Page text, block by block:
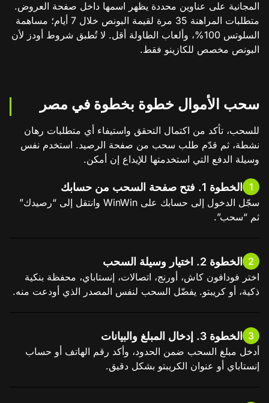
المجانية على عناوين محددة يظهر اسمها داخل صفحة العروض.
متطلبات المراهنة 35 مرة لقيمة البونص خلال 7 أيام؛ مساهمة
السلوتس 100%، وألعاب الطاولة أقل. لا تُطبق شروط أودز لأن
البونص مخصص للكازينو فقط.
سحب الأموال خطوة بخطوة في مصر
للسحب، تأكد من اكتمال التحقق واستيفاء أي متطلبات رهان
نشطة، ثم قدّم طلب سحب من صفحة الرصيد. استخدم نفس
وسيلة الدفع التي استخدمتها للإيداع إن أمكن.
1 الخطوة 1. فتح صفحة السحب من حسابك
سجّل الدخول إلى حسابك على WinWin وانتقل إلى “رصيدك”
ثم “سحب”.
2 الخطوة 2. اختيار وسيلة السحب
اختر فودافون كاش، أورنج، اتصالات، إنستاباي، محفظة بنكية
ذكية، أو كريبتو. يفضّل السحب لنفس المصدر الذي أودعت منه.
3 الخطوة 3. إدخال المبلغ والبيانات
أدخل مبلغ السحب ضمن الحدود، وأكد رقم الهاتف أو حساب
إنستاباي أو عنوان الكريبتو بشكل دقيق.